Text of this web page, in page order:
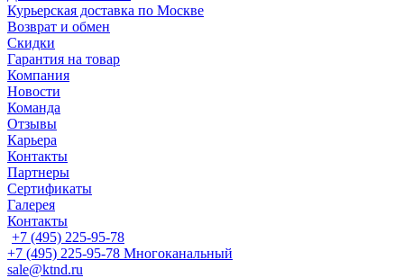
Курьерская доставка по Москве
Возврат и обмен
Скидки
Гарантия на товар
Компания
Новости
Команда
Отзывы
Карьера
Контакты
Партнеры
Сертификаты
Галерея
Контакты
+7 (495) 225-95-78
+7 (495) 225-95-78 Многоканальный
sale@ktnd.ru